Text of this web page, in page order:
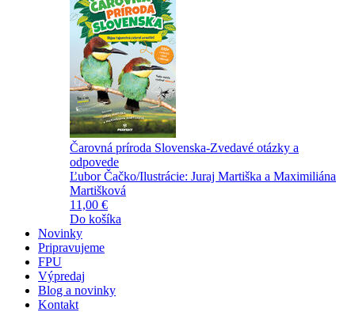
Čarovná príroda Slovenska-Zvedavé otázky a
odpovede
Ľubor Čačko/Ilustrácie: Juraj Martiška a Maximiliána
Martišková
11,00 €
Do košíka
Novinky
Pripravujeme
FPU
Výpredaj
Blog a novinky
Kontakt